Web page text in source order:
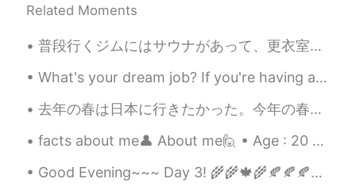
MsT 테치
@deankimwhere?
deankim 2019.05.27 12:59
KR EN
Are you thir?
Hong 2019.05.27 12:34
Related Moments
普段行くジムにはサウナがあって、更衣室にあります。昨日はサウナにいるおばさんたちはのんびりに会話してました。声があまりにも大きかったので更衣室にいた人は全部が聞こえてしまいました。😂 会話はこ...
What's your dream job? If you're having a hard time, just keep trying your best. Find your happ...
去年の春は日本に行きたかった。今年の春は、またできなかった。😿 ラスベガスに行った時ホテルの中には植物園があります！美しいお花を見ました！✨💐🌷🌹桜のような木も見たけど、近づいたとき、本物じゃな...
facts about me👤 About me🙋 • Age : 20 • Where are you from?: Philippines • Height : 168cm • Ey...
Good Evening~~~ Day 3! 🌾🌾🍁🌾🍂🍂🍂🌾🍁 🍁Practiced reading and writing basic sentences. I need to get u...